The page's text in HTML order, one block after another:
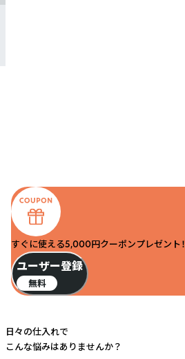
すぐに使える5,000円クーポンプレゼント！
ユーザー登録
無料
日々の仕入れで
こんな悩みはありませんか？